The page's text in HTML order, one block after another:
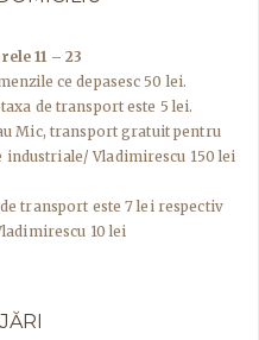
11 – 23
ce depasesc 50 lei.
de transport este 5 lei.
Mic, transport gratuit pentru
industriale/ Vladimirescu 150 lei
transport este 7 lei respectiv
10 lei